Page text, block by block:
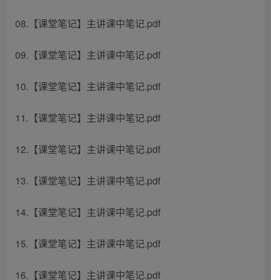
08.【课堂笔记】主讲课中笔记.pdf
09.【课堂笔记】主讲课中笔记.pdf
10.【课堂笔记】主讲课中笔记.pdf
11.【课堂笔记】主讲课中笔记.pdf
12.【课堂笔记】主讲课中笔记.pdf
13.【课堂笔记】主讲课中笔记.pdf
14.【课堂笔记】主讲课中笔记.pdf
15.【课堂笔记】主讲课中笔记.pdf
16.【课堂笔记】主讲课中笔记.pdf